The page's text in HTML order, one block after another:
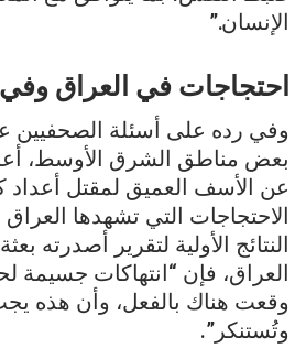
الإنسان.”
احتجاجات في العراق وفي
وفي رده على أسئلة الصحفيين
بعض مناطق الشرق الأوسط،
عن الأسف العميق لمقتل أعداد
الاحتجاجات التي تشهدها
النتائج الأولية لتقرير أصدرته
العراق، فإن “انتهاكات جسيمة
وقعت هناك بالفعل، وأن هذه
وتُستنكر”.